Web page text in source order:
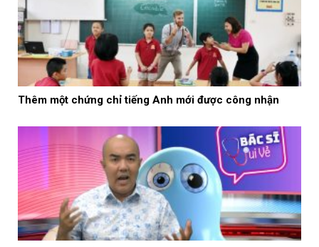
Thêm một chứng chỉ tiếng Anh mới được công nhận